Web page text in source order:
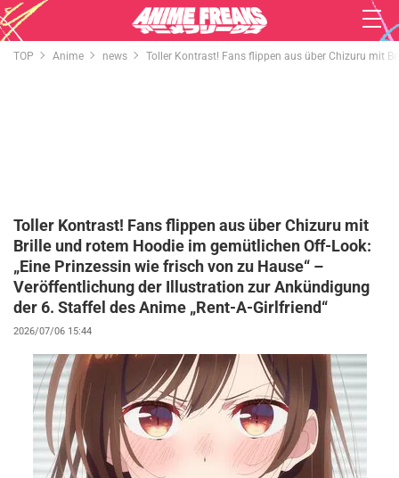
TOP Anime news Toller Kontrast! Fans flippen aus über Chizuru mit
Toller Kontrast! Fans flippen aus über Chizuru mit
Brille und rotem Hoodie im gemütlichen Off-Look:
„Eine Prinzessin wie frisch von zu Hause“ –
Veröffentlichung der Illustration zur Ankündigung
der 6. Staffel des Anime „Rent-A-Girlfriend“
2026/07/06 15:44